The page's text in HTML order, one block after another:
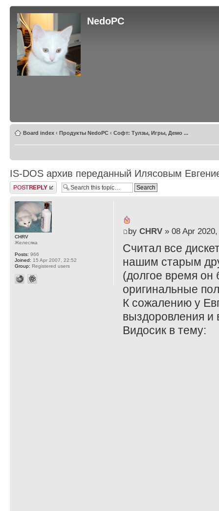
NedoPC
Board index ‹ Продукты NedoPC ‹ Софт: Тулзы, Игры, Демо ...
IS-DOS архив переданный Илясовым
Post a reply
by CHRV» 08 Apr 2020,
Считал все
нашим старым
(долгое время
оригинальные
К сожалению у
выздоровления и
Видосик в тему:
CHRV
Желесяка
Posts: 966
Joined: 15 Apr 2007, 22:52
Group: Registered users